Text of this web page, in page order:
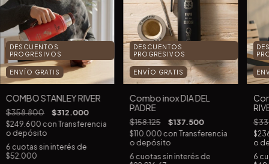
DESCUENTOS
PROGRESIVOS
ENVÍO GRATIS
COMBO STANLEY RIVER
$358.800 $312.000
$249.600 conTransferencia
o depósito
6 cuotas sin interés de
$52.000
DESCUENTOS
PROGRESIVOS
ENVÍO GRATIS
Combo inox DIA DEL
PADRE
$158.125 $137.500
$110.000 conTransferencia
o depósito
6 cuotas sin interés de
o
6